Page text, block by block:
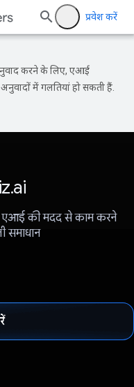
प्रवेश करें
करने के लिए, एआई
में गलतियां हो सकती हैं.
एआई की मदद से काम करने
समाधान